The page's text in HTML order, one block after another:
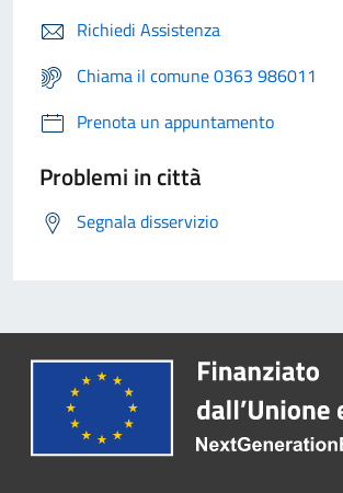
Richiedi Assistenza
Chiama il comune 0363 986011
Prenota un appuntamento
Problemi in città
Segnala disservizio